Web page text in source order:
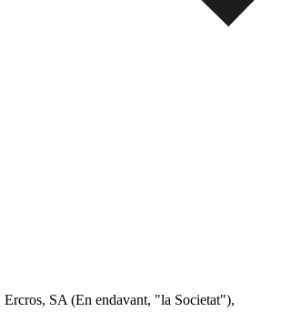
SA (En endavant, "la Societat"),